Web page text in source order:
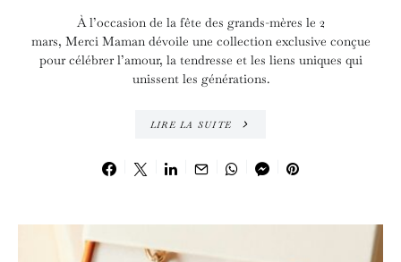
À l’occasion de la fête des grands-mères le 2
mars, Merci Maman dévoile une collection exclusive conçue
pour célébrer l’amour, la tendresse et les liens uniques qui
unissent les générations.
LIRE LA SUITE